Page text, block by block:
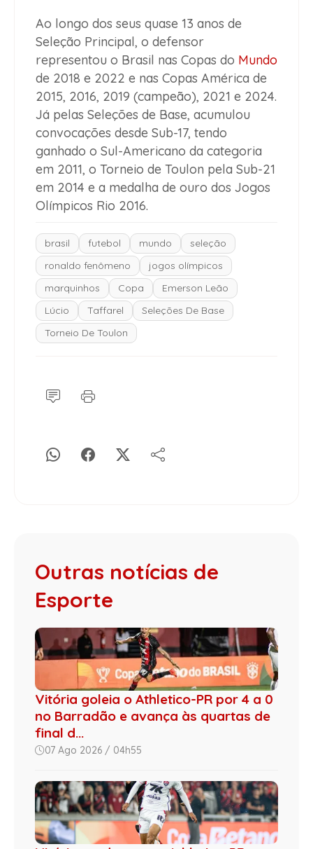
Ao longo dos seus quase 13 anos de
Seleção Principal, o defensor
representou o Brasil nas Copas do Mundo
de 2018 e 2022 e nas Copas América de
2015, 2016, 2019 (campeão), 2021 e 2024.
Já pelas Seleções de Base, acumulou
convocações desde Sub-17, tendo
ganhado o Sul-Americano da categoria
em 2011, o Torneio de Toulon pela Sub-21
em 2014 e a medalha de ouro dos Jogos
Olímpicos Rio 2016.
brasil futebol mundo
seleção
ronaldo fenômeno
jogos olímpicos
marquinhos
Copa
Emerson Leão
Lúcio
Taffarel
Seleções De Base
Torneio De Toulon
Outras notícias de
Esporte
Vitória goleia o Athletico-PR por 4 a 0
no Barradão e avança às quartas de
final d...
07 Ago 2026 / 04h55